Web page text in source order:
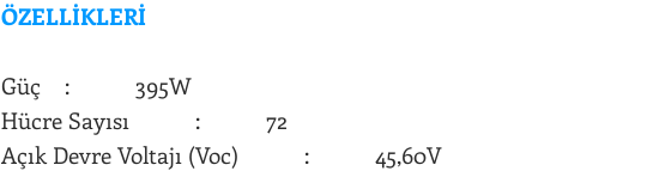
ÖZELLİKLERİ
Güç : 395W
Hücre Sayısı : 72
Açık Devre Voltajı (Voc) : 45,60V